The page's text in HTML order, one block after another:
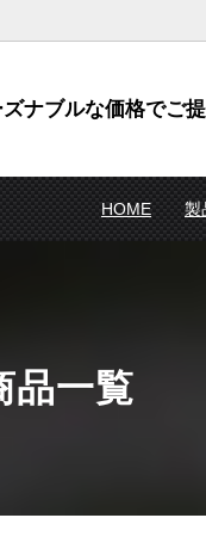
ナブルな価格でご提
HOME 製
品一覧